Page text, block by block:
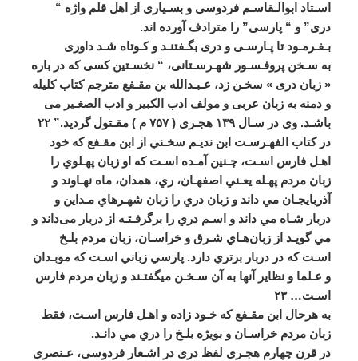
اسـتاد ابوالـقاسـم فردوسی و بسـياری از اهل قلم واژه “
دری”و “پارسی”را مترادف آورده اند.
بـفـرمـود تا پـارسـی و دری بگـفتنـد و کـوتاه شـد داوری
به سـخن پروفـسـور شهـرسـتانی، “نخسـتين کسی که در باره
«زبان دری » سخـن زد، عـبـدالله بن مقـفع مترجم کتاب کليله
و دمنه به زبان عربی و مولف ادب الکبير و ادب الصغـير می
باشـد.وی در سـال ۱۳۹ هجـری (۷۵۷ م )مقـتول گرديد.”۲۲
در كتاب الفهـرسـت ابن نديـم سخـني از ابن مقـفع كه خود
اهـل فارس اسـت، چـنين آمـده اسـت که او زبان پهـلوي را
زبان مردم پهـله يعـني اصفهـان، ري، همدان، ماه نهـاوند و
آذربايجـان مي داند و زبان دري را زبان شهـرهاي مـداين و
دربار شـاه مي داند و اسـم دري را برگرفـتـه از دربار میداند و
مي ‌گويـد از زبانهـاي شـرق و خراسـان، زبان مردم بلـخ
اسـت كه در دربار برتري دارد.پارسي زباني اسـت كه موبـدان
و عـلما و نظاير آنها به آن سـخـن میگفتـند و زبان مردم فارس
اسـت…۲۳
به هرحال ابن مقـفع كه خـود زاده و اهـل فارس اسـت، فقط
زبان مردم خراسـان و بويژه بلـخ را دري مي ‌دانـد.
در قرن چهارم هجـری لفظ دری در اشـعار فردوسی، عـنصری